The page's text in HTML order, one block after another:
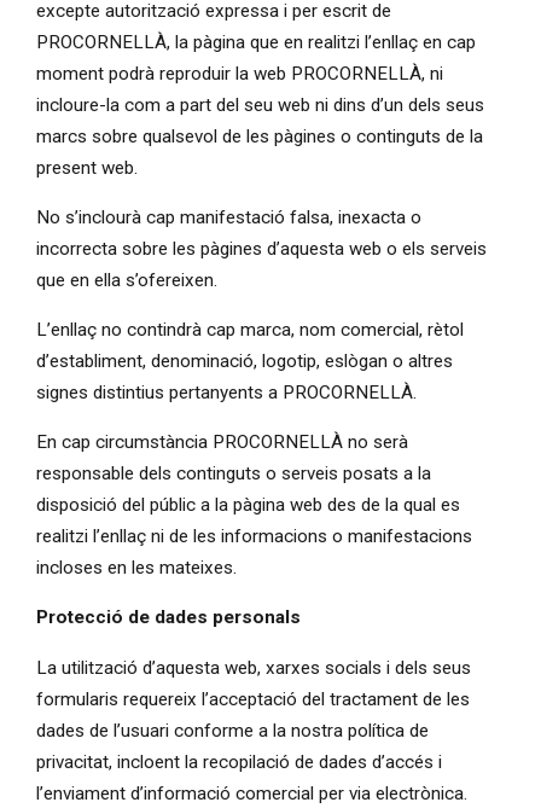
excepte autorització expressa i per escrit de
PROCORNELLÀ, la pàgina que en realitzi l’enllaç en cap
moment podrà reproduir la web PROCORNELLÀ, ni
incloure-la com a part del seu web ni dins d’un dels seus
marcs sobre qualsevol de les pàgines o continguts de la
present web.
No s’inclourà cap manifestació falsa, inexacta o
incorrecta sobre les pàgines d’aquesta web o els serveis
que en ella s’ofereixen.
L’enllaç no contindrà cap marca, nom comercial, rètol
d’establiment, denominació, logotip, eslògan o altres
signes distintius pertanyents a PROCORNELLÀ.
En cap circumstància PROCORNELLÀ no serà
responsable dels continguts o serveis posats a la
disposició del públic a la pàgina web des de la qual es
realitzi l’enllaç ni de les informacions o manifestacions
incloses en les mateixes.
Protecció de dades personals
La utilització d’aquesta web, xarxes socials i dels seus
formularis requereix l’acceptació del tractament de les
dades de l’usuari conforme a la nostra política de
privacitat, incloent la recopilació de dades d’accés i
l’enviament d’informació comercial per via electrònica.